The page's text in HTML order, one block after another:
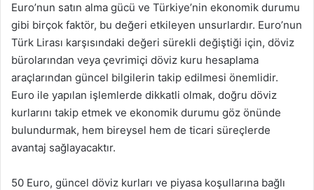
Euro’nun satın alma gücü ve Türkiye’nin ekonomik durumu
gibi birçok faktör, bu değeri etkileyen unsurlardır. Euro’nun
Türk Lirası karşısındaki değeri sürekli değiştiği için, döviz
bürolarından veya çevrimiçi döviz kuru hesaplama
araçlarından güncel bilgilerin takip edilmesi önemlidir.
Euro ile yapılan işlemlerde dikkatli olmak, doğru döviz
kurlarını takip etmek ve ekonomik durumu göz önünde
bulundurmak, hem bireysel hem de ticari süreçlerde
avantaj sağlayacaktır.
50 Euro, güncel döviz kurları ve piyasa koşullarına bağlı